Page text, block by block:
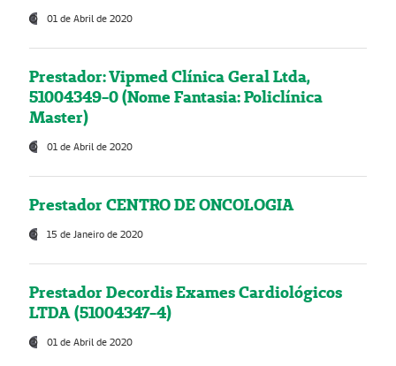
01 de Abril de 2020
Prestador: Vipmed Clínica Geral Ltda,
51004349-0 (Nome Fantasia: Policlínica
Master)
01 de Abril de 2020
Prestador CENTRO DE ONCOLOGIA
15 de Janeiro de 2020
Prestador Decordis Exames Cardiológicos
LTDA (51004347-4)
01 de Abril de 2020